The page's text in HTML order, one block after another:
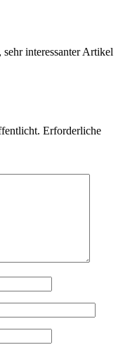
interessanter Artikel
Erforderliche